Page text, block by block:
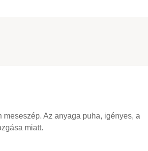
meseszép. Az anyaga puha, igényes, a
miatt.